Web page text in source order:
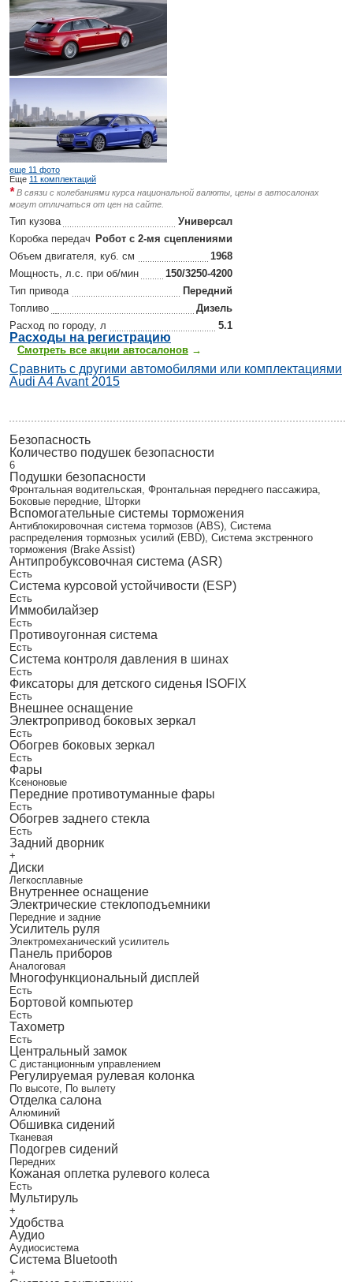
еще 11 фото
Еще 11 комплектаций
*В связи с колебаниями курса национальной валюты, цены в автосалонах
могут отличаться от цен на сайте.
Тип кузова
Универсал
Коробка передач Робот с 2-мя сцеплениями
Объем двигателя, куб. см
1968
Мощность, л.с. при об/мин
150/3250-4200
Тип привода
Передний
Топливо
Дизель
Расход по городу, л
5.1
Расходы на регистрацию
Смотреть все акции автосалонов →
Сравнить с другими автомобилями или комплектациями
Audi A4 Avant 2015
Безопасность
Количество подушек безопасности
6
Подушки безопасности
Фронтальная водительская, Фронтальная переднего пассажира,
Боковые передние, Шторки
Вспомогательные системы торможения
Антиблокировочная система тормозов (ABS), Система
распределения тормозных усилий (EBD), Система экстренного
торможения (Brake Assist)
Антипробуксовочная система (ASR)
Есть
Система курсовой устойчивости (ESP)
Есть
Иммобилайзер
Есть
Противоугонная система
Есть
Система контроля давления в шинах
Есть
Фиксаторы для детского сиденья ISOFIX
Есть
Внешнее оснащение
Электропривод боковых зеркал
Есть
Обогрев боковых зеркал
Есть
Фары
Ксеноновые
Передние противотуманные фары
Есть
Обогрев заднего стекла
Есть
Задний дворник
+
Диски
Легкосплавные
Внутреннее оснащение
Электрические стеклоподъемники
Передние и задние
Усилитель руля
Электромеханический усилитель
Панель приборов
Аналоговая
Многофункциональный дисплей
Есть
Бортовой компьютер
Есть
Тахометр
Есть
Центральный замок
С дистанционным управлением
Регулируемая рулевая колонка
По высоте, По вылету
Отделка салона
Алюминий
Обшивка сидений
Тканевая
Подогрев сидений
Передних
Кожаная оплетка рулевого колеса
Есть
Мультируль
+
Удобства
Аудио
Аудиосистема
Система Bluetooth
+